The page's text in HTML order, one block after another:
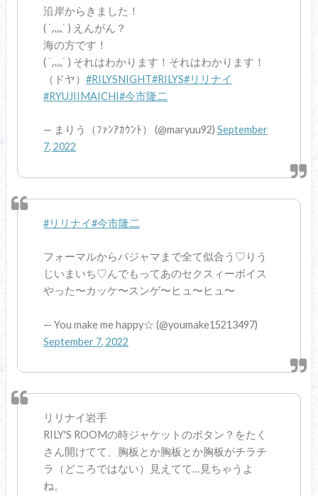
沿岸からきました！
( ˙灬˙ ) えんがん？
海の方です！
( ˙灬˙ ) それはわかります！それはわかります！
（ドヤ）#RILYSNIGHT#RILYS#リリナイ
#RYUJIIMAICHI#今市隆二
— まりう（ﾌｧﾝｱｶｳﾝﾄ） (@maryuu92)September
7, 2022
#リリナイ#今市隆二
フォーマルからパジャマまで全て似合う♡りう
じいまいち♡んでもってあのセクスィーボイス
やった〜カッケ〜スンゲ〜ヒュ〜ヒュ〜
— You make me happy☆ (@youmake15213497)
September 7, 2022
リリナイ岩手
RILY'S ROOMの時ジャケットのボタン？をたく
さん開けてて、胸板とか胸板とか胸板がチラチ
ラ（どころではない）見えてて…見ちゃうよ
ね。